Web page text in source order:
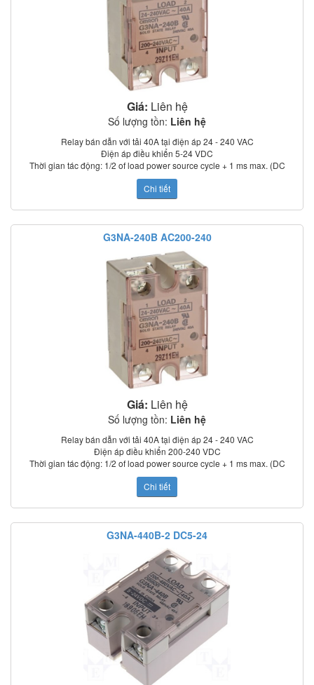
Giá: Liên hệ
Số lượng tồn: Liên hệ
Relay bán dẫn với tải 40A tại điện áp 24 - 240 VAC
Điện áp điều khiển 5-24 VDC
Thời gian tác động: 1/2 of load power source cycle + 1 ms max. (DC
input); 3/2 of load power source cycle + 1 ms max. (AC input)
Dòng rò: 5 mA max. (at 100 VAC); 0 mA max. (at 200 VAC)
Điện trở cách điện: 100 MΩ min. (at 500 VDC)
Nhiệt độ làm việc: –30°C to 80°C
Chỉ thị trạng thái: LED
Có nắp che bảo vệ
Tiêu chuẩn: UL, CSA, TUV (model –UTU)
Chi tiết
G3NA-240B AC200-240
Giá: Liên hệ
Số lượng tồn: Liên hệ
Relay bán dẫn với tải 40A tại điện áp 24 - 240 VAC
Điện áp điều khiển 200-240 VDC
Thời gian tác động: 1/2 of load power source cycle + 1 ms max. (DC
input); 3/2 of load power source cycle + 1 ms max. (AC input)
Dòng rò: 5 mA max. (at 100 VAC); 0 mA max. (at 200 VAC)
Điện trở cách điện: 100 MΩ min. (at 500 VDC)
Nhiệt độ làm việc: –30°C to 80°C
Chỉ thị trạng thái: LED
Có nắp che bảo vệ
Tiêu chuẩn: UL, CSA, TUV (model –UTU)
Chi tiết
G3NA-440B-2 DC5-24